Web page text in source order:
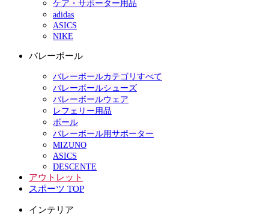
ケア・サポーター用品
adidas
ASICS
NIKE
バレーボール
バレーボールカテゴリすべて
バレーボールシューズ
バレーボールウェア
レフェリー用品
ボール
バレーボール用サポーター
MIZUNO
ASICS
DESCENTE
アウトレット
スポーツ TOP
インテリア